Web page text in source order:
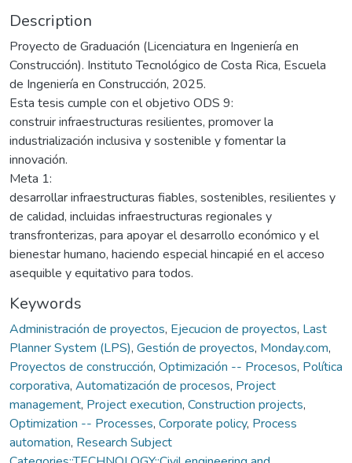
Description
Proyecto de Graduación (Licenciatura en Ingeniería en
Construcción). Instituto Tecnológico de Costa Rica, Escuela
de Ingeniería en Construcción, 2025.
Esta tesis cumple con el objetivo ODS 9:
construir infraestructuras resilientes, promover la
industrialización inclusiva y sostenible y fomentar la
innovación.
Meta 1:
desarrollar infraestructuras fiables, sostenibles, resilientes y
de calidad, incluidas infraestructuras regionales y
transfronterizas, para apoyar el desarrollo económico y el
bienestar humano, haciendo especial hincapié en el acceso
asequible y equitativo para todos.
Keywords
Administración de proyectos, Ejecucion de proyectos, Last
Planner System (LPS), Gestión de proyectos, Monday.com,
Proyectos de construcción, Optimización -- Procesos, Política
corporativa, Automatización de procesos, Project
management, Project execution, Construction projects,
Optimization -- Processes, Corporate policy, Process
automation, Research Subject